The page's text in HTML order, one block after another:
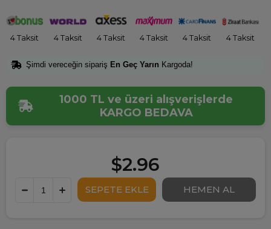
4 Taksit 4 Taksit 4 Taksit 4 Taksit 4 Taksit 4 Taksit
Şimdi vereceğin sipariş En Geç Yarın Kargoda!
1000 TL ve üzeri alışverişlerde
KARGO BEDAVA
$2.96